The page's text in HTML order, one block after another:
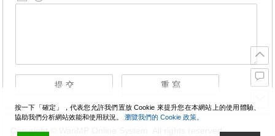
Copyright © WanMP Online System. All rights reserved.
按一下「確定」，代表您允許我們置放 Cookie 來提升您在本網站上的使用體驗、
協助我們分析網站效能和使用狀況。 瀏覽我們的 Cookie 政策。